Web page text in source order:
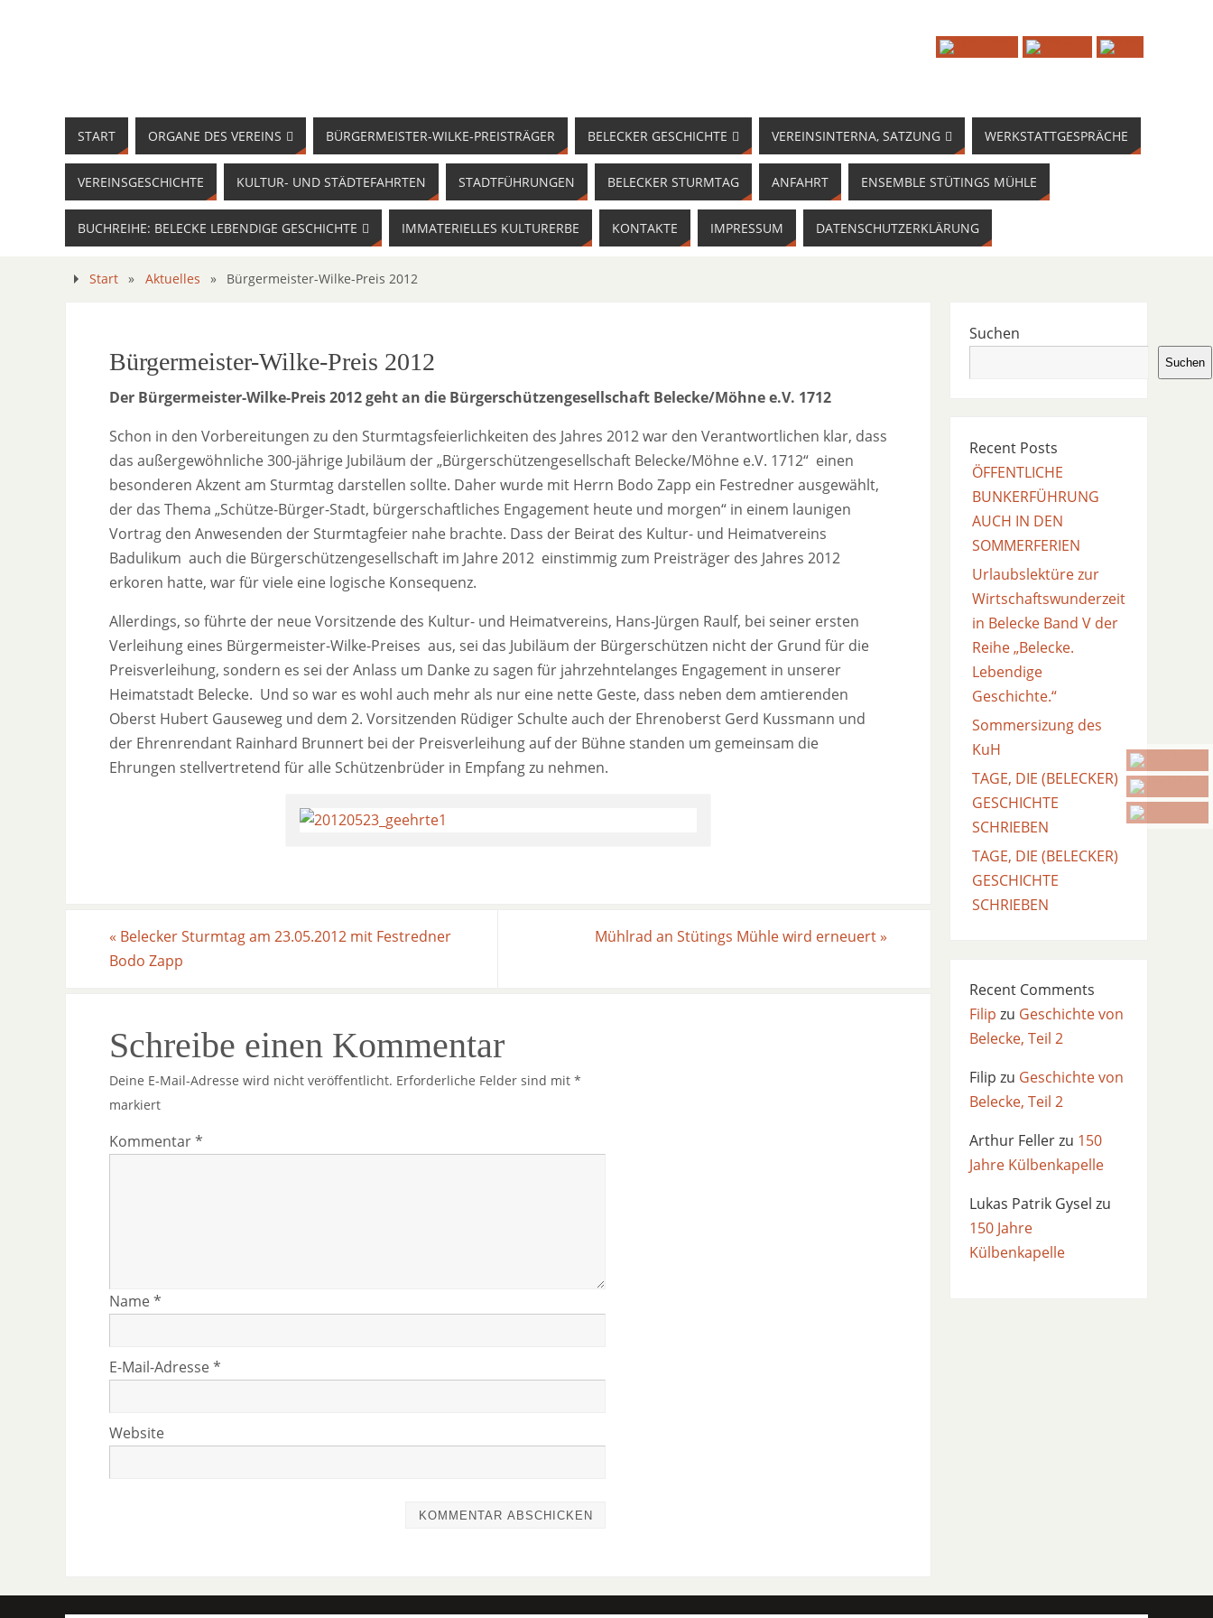
START ORGANE DES VEREINS BÜRGERMEISTER-WILKE-PREISTRÄGER BELECKER GESCHICHTE VEREINSINTERNA, SATZUNG WERKSTATTGESPRÄCHE
VEREINSGESCHICHTE KULTUR- UND STÄDTEFAHRTEN STADTFÜHRUNGEN BELECKER STURMTAG ANFAHRT ENSEMBLE STÜTINGS MÜHLE
BUCHREIHE: BELECKE LEBENDIGE GESCHICHTE IMMATERIELLES KULTURERBE KONTAKTE IMPRESSUM DATENSCHUTZERKLÄRUNG
Start » Aktuelles » Bürgermeister-Wilke-Preis 2012
Bürgermeister-Wilke-Preis 2012
Der Bürgermeister-Wilke-Preis 2012 geht an die Bürgerschützengesellschaft Belecke/Möhne e.V. 1712
Schon in den Vorbereitungen zu den Sturmtagsfeierlichkeiten des Jahres 2012 war den Verantwortlichen klar, dass
das außergewöhnliche 300-jährige Jubiläum der „Bürgerschützengesellschaft Belecke/Möhne e.V. 1712“ einen
besonderen Akzent am Sturmtag darstellen sollte. Daher wurde mit Herrn Bodo Zapp ein Festredner ausgewählt,
der das Thema „Schütze-Bürger-Stadt, bürgerschaftliches Engagement heute und morgen“ in einem launigen
Vortrag den Anwesenden der Sturmtagfeier nahe brachte. Dass der Beirat des Kultur- und Heimatvereins
Badulikum auch die Bürgerschützengesellschaft im Jahre 2012 einstimmig zum Preisträger des Jahres 2012
erkoren hatte, war für viele eine logische Konsequenz.
Allerdings, so führte der neue Vorsitzende des Kultur- und Heimatvereins, Hans-Jürgen Raulf, bei seiner ersten
Verleihung eines Bürgermeister-Wilke-Preises aus, sei das Jubiläum der Bürgerschützen nicht der Grund für die
Preisverleihung, sondern es sei der Anlass um Danke zu sagen für jahrzehntelanges Engagement in unserer
Heimatstadt Belecke. Und so war es wohl auch mehr als nur eine nette Geste, dass neben dem amtierenden
Oberst Hubert Gauseweg und dem 2. Vorsitzenden Rüdiger Schulte auch der Ehrenoberst Gerd Kussmann und
der Ehrenrendant Rainhard Brunnert bei der Preisverleihung auf der Bühne standen um gemeinsam die
Ehrungen stellvertretend für alle Schützenbrüder in Empfang zu nehmen.
« Belecker Sturmtag am 23.05.2012 mit Festredner
Bodo Zapp
Mühlrad an Stütings Mühle wird erneuert»
Schreibe einen Kommentar
Deine E-Mail-Adresse wird nicht veröffentlicht. Erforderliche Felder sind mit *
markiert
Kommentar*
Name*
E-Mail-Adresse*
Website
Suchen
Suchen
Recent Posts
ÖFFENTLICHE
BUNKERFÜHRUNG
AUCH IN DEN
SOMMERFERIEN
Urlaubslektüre zur
Wirtschaftswunderzeit
in Belecke Band V der
Reihe „Belecke.
Lebendige
Geschichte.“
Sommersizung des
KuH
TAGE, DIE (BELECKER)
GESCHICHTE
SCHRIEBEN
TAGE, DIE (BELECKER)
GESCHICHTE
SCHRIEBEN
Recent Comments
Filip zu Geschichte von
Belecke, Teil 2
Filip zu Geschichte von
Belecke, Teil 2
Arthur Fellerzu 150
Jahre Külbenkapelle
Lukas Patrik Gysel zu
150 Jahre
Külbenkapelle